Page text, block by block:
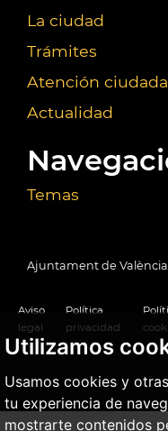
Utilizamos
Usamos cookies y
tu experiencia de
mostrarte contenidos
La ciudad
Trámites
Atención
Actualidad
Temas
Ajuntament de
Aviso
legal
Política
privacidad